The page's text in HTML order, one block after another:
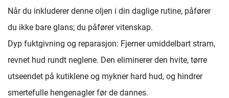
Når du inkluderer denne oljen i din daglige rutine, påfører
du ikke bare glans; du påfører vitenskap.
Dyp fuktgivning og reparasjon: Fjerner umiddelbart stram,
revnet hud rundt neglene. Den eliminerer den hvite, tørre
utseendet på kutiklene og mykner hard hud, og hindrer
smertefulle hengenagler før de dannes.